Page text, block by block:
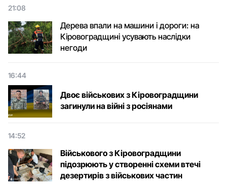
21:08
Дерева впали на машини і дороги: на
Кіровоградщині усувають наслідки
негоди
16:44
Двоє військових з Кіровоградщини
загинули на війні з росіянами
14:52
Військового з Кіровоградщини
підозрюють у створенні схеми втечі
дезертирів з військових частин